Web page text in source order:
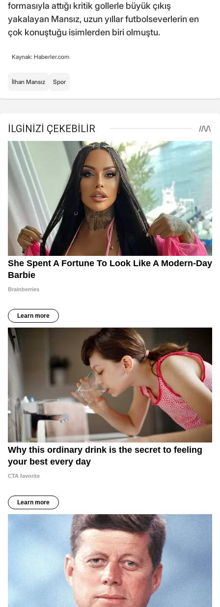
formasıyla attığı kritik gollerle büyük çıkış
yakalayan Mansız, uzun yıllar futbolseverlerin en
çok konuştuğu isimlerden biri olmuştu.
Kaynak: Haberler.com
İlhan Mansız Spor